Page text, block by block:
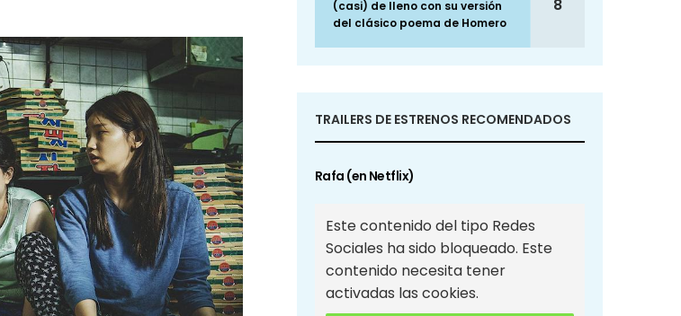
(casi) de lleno con su versión
del clásico poema de Homero
8
TRAILERS DE ESTRENOS RECOMENDADOS
Rafa (en Netflix)
Este contenido del tipo Redes
Sociales ha sido bloqueado. Este
contenido necesita tener
activadas las cookies.